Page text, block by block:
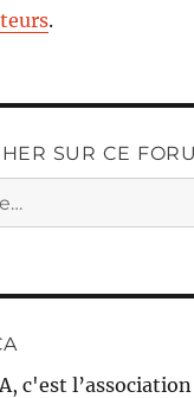
.
SUR CE
c'est